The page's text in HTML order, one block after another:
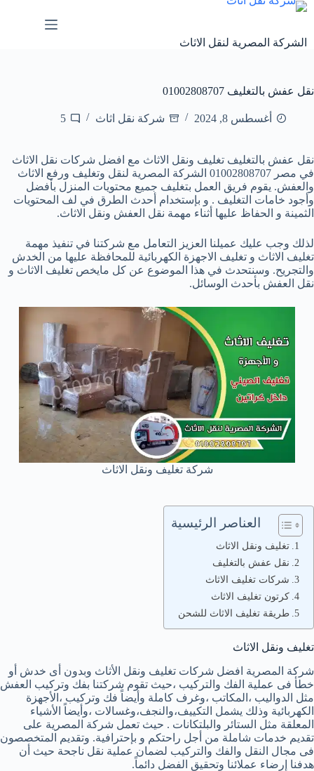
التجاوز
الشركة المصرية لنقل الاثاث
نقل عفش بالتغليف 01002808707
أغسطس 8, 2024 شركة نقل اثاث 5
نقل عفش بالتغليف تغليف ونقل الاثاث مع افضل شركات نقل الاثاث
في مصر 01002808707 الشركة المصرية لنقل وتغليف ورفع الاثاث
والعفش. يقوم فريق العمل بتغليف جميع محتويات المنزل بأفضل
وأجود خامات التغليف . و بإستخدام أحدث الطرق في لف المحتويات
الثمينة و الحفاظ عليها أثناء مهمة نقل العفش ونقل الاثاث.
لذلك وجب عليك عميلنا العزيز التعامل مع شركتنا في تنفيذ مهمة
تغليف الاثاث و تغليف الاجهزة الكهربائية للمحافظة عليها من الخدش
والتجريح. وسنتحدث في هذا الموضوع عن كل مايخص تغليف الاثاث و
نقل العفش بأحدث الوسائل.
شركة تغليف ونقل الاثاث
العناصر الرئيسية
تغليف ونقل الاثاث
نقل عفش بالتغليف
شركات تغليف الاثاث
كرتون تغليف الاثاث
طريقة تغليف الاثاث للشحن
تغليف ونقل الاثاث
شركة المصرية افضل شركات تغليف ونقل الأثاث وبدون أى خدش أو
خطأ فى عملية الفك والتركيب ،حيث تقوم شركتنا بفك وتركيب العفش
مثل الدواليب ،المكاتب ،وغرف كاملة وأيضاً فك وتركيب ،الأجهزة
الكهربائية وذلك يشمل التكييف،والنجف،وغسالات ،وأيضاً الأشياء
المعلقة مثل الستائر والبلتكانات . حيث تعمل شركة المصرية على
تقديم خدمات شاملة من أجل راحتكم و بإحترافية. وتقديم المتخصصون
فى مجال النقل والفك والتركيب لضمان عملية نقل ناجحة حيث أن
هدفنا إرضاء عملائنا وتحقيق الفضل دائماً.